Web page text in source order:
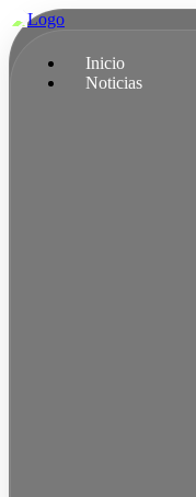
Ir
al
contenido
Inicio
Noticias